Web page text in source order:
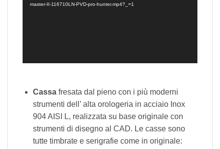
master-II-116710LN-PVD-pro-hunter.mp4?_=1
Cassa fresata dal pieno con i più moderni
strumenti dell’ alta orologeria in acciaio Inox
904 AISI L, realizzata su base originale con
strumenti di disegno al CAD. Le casse sono
tutte timbrate e serigrafie come in originale: